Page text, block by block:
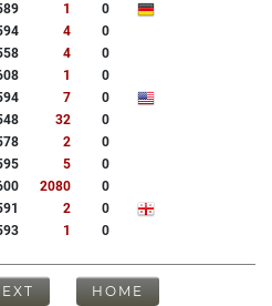
1
0
4
0
4
0
1
0
7
0
32
0
2
0
5
0
2080
0
2
0
1 0
HOME